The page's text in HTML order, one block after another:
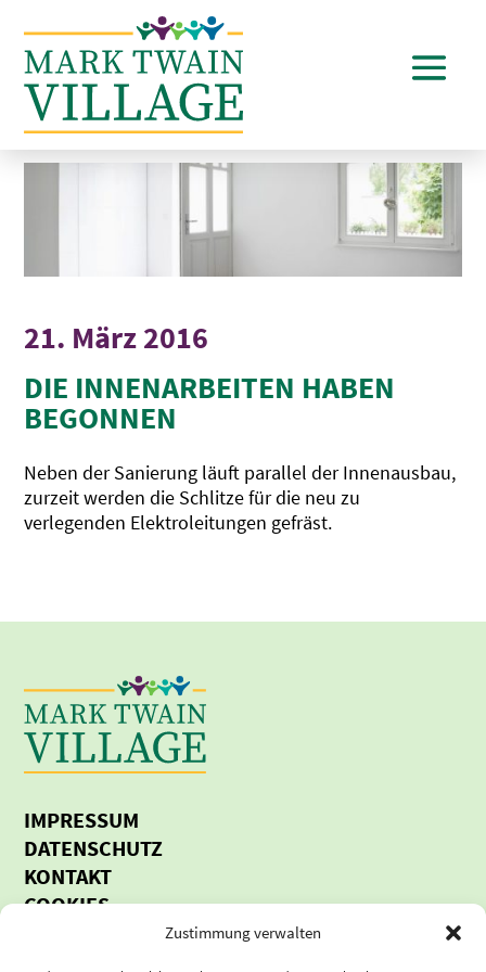
Zustimmung verwalten
21. März 2016
DIE INNENARBEITEN HABEN
BEGONNEN
Neben der Sanierung läuft parallel der Innenausbau,
zurzeit werden die Schlitze für die neu zu
verlegenden Elektroleitungen gefräst.
IMPRESSUM
DATENSCHUTZ
KONTAKT
COOKIES
BARRIERE-FREIHEITSERKLÄRUNG